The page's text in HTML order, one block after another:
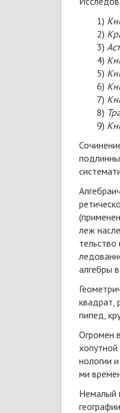
леж
ал­геб­ры
квад­рат,
пи­пед,
Ог­ро­мен
но­ло­гии
ми
Не­ма­лый